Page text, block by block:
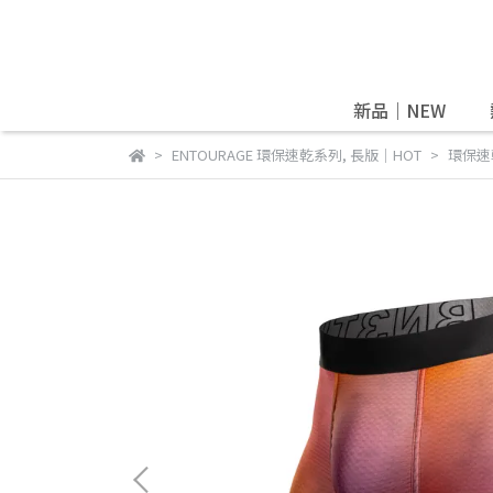
新品｜NEW
ENTOURAGE 環保速乾系列, 長版｜HOT 環保